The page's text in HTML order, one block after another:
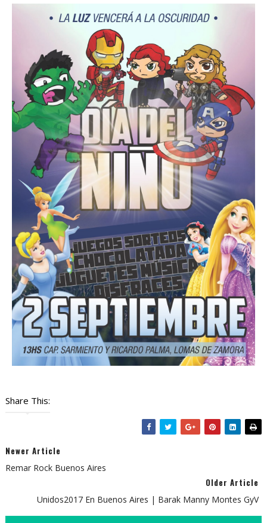
Share This:
Newer Article
Remar Rock Buenos Aires
Older Article
Unidos2017 En Buenos Aires | Barak Manny Montes GyV